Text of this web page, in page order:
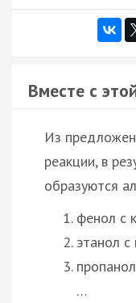
Вместе с
Из
реакции, в
образуются
фенол с
этанол с
…